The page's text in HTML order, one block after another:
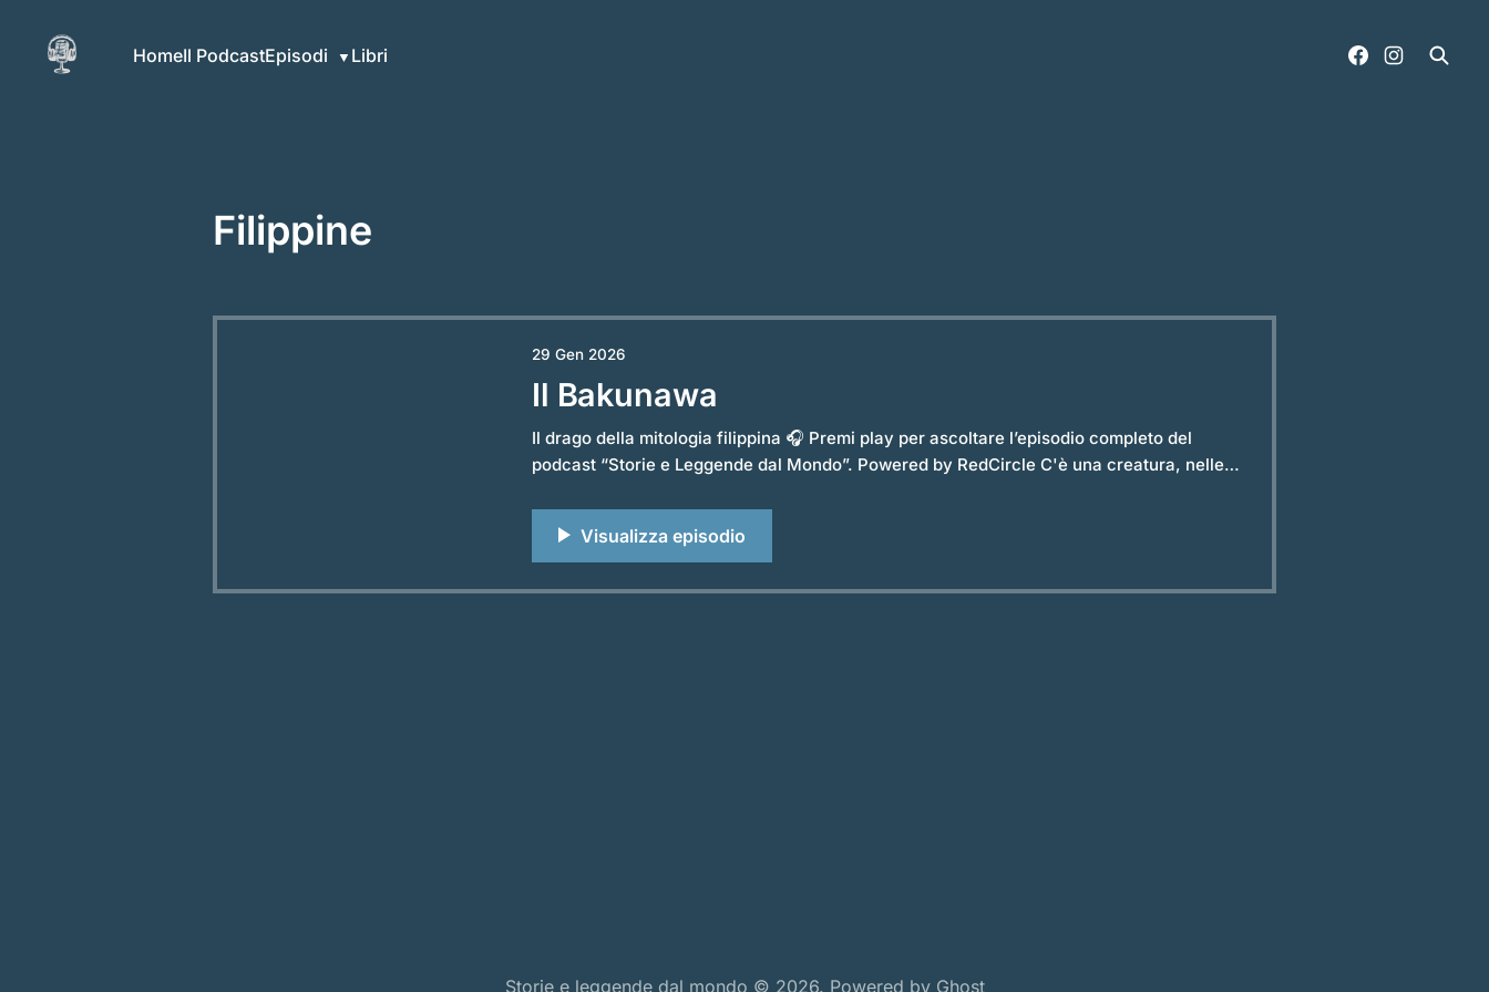
HomeIl PodcastEpisodi Libri
Filippine
Il Bakunawa
Il drago della mitologia filippina 🎧 Premi play per ascoltare l’episodio completo del
podcast “Storie e Leggende dal Mondo”. Powered by RedCircle C'è una creatura, nelle
29 Gen 2026
Storie e leggende dal mondo © 2026. Powered by Ghost